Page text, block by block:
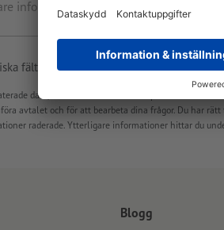
information
fält
data, som inhämtas av Onlineprinters GmbH
avtalet och för att bearbeta dina frågor. Du har
raderade. Ytterligare informationer hittar du
Blogg